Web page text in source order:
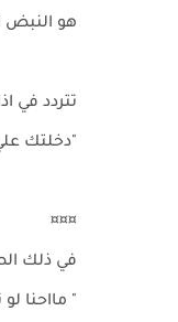
هو النبض
تتردد في
"دخلتك
¤¤¤
في ذلك
" مااحنا